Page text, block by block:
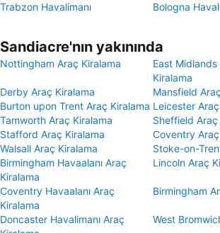
Trabzon Havalimanı
Bologna
Sandiacre'nın yakınında
Nottingham Araç Kiralama
East Midlands
Kiralama
Derby Araç Kiralama
Mansfield
Burton upon Trent Araç Kiralama Leicester
Tamworth Araç Kiralama
Sheffield Araç
Stafford Araç Kiralama
Coventry
Walsall Araç Kiralama
Stoke-on-
Birmingham Havaalanı Araç
Kiralama
Lincoln Araç
Coventry Havaalanı Araç
Kiralama
Birmingham
Doncaster Havalimanı Araç
West